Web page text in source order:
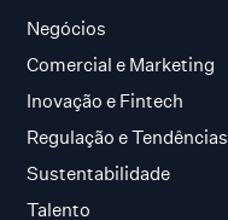
Negócios
Comercial e Marketing
Inovação e Fintech
Regulação e Tendências
Sustentabilidade
Talento